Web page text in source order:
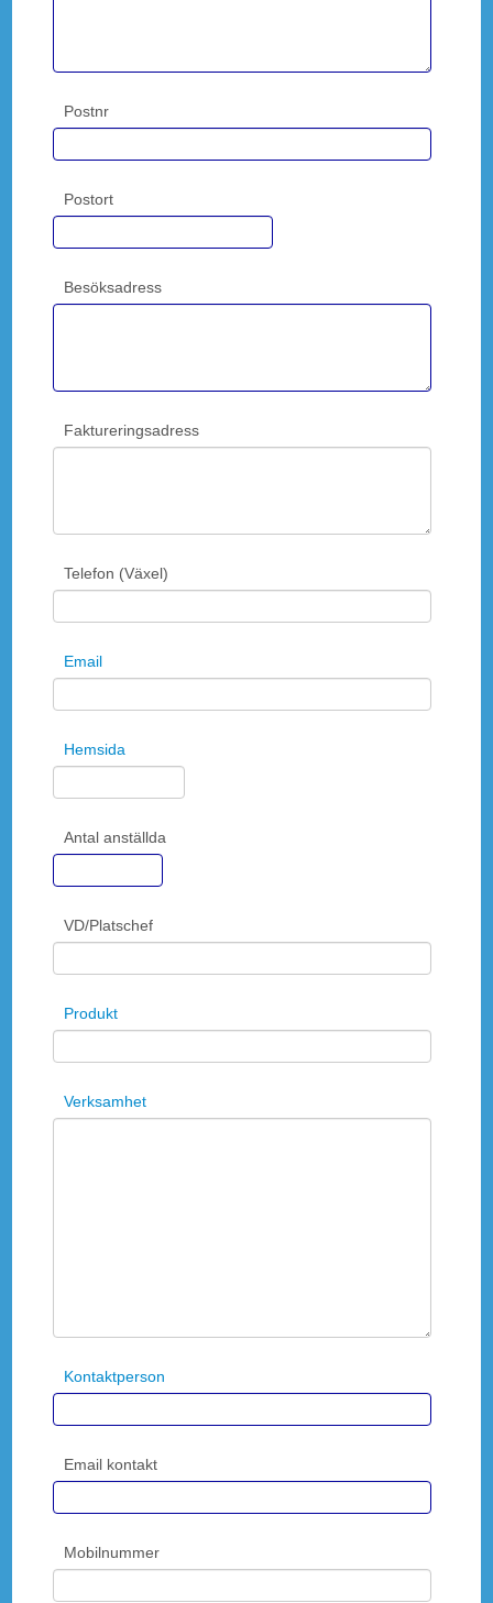
Postnr
Postort
Besöksadress
Faktureringsadress
Telefon (Växel)
Email
Hemsida
Antal anställda
VD/Platschef
Produkt
Verksamhet
Kontaktperson
Email kontakt
Mobilnummer